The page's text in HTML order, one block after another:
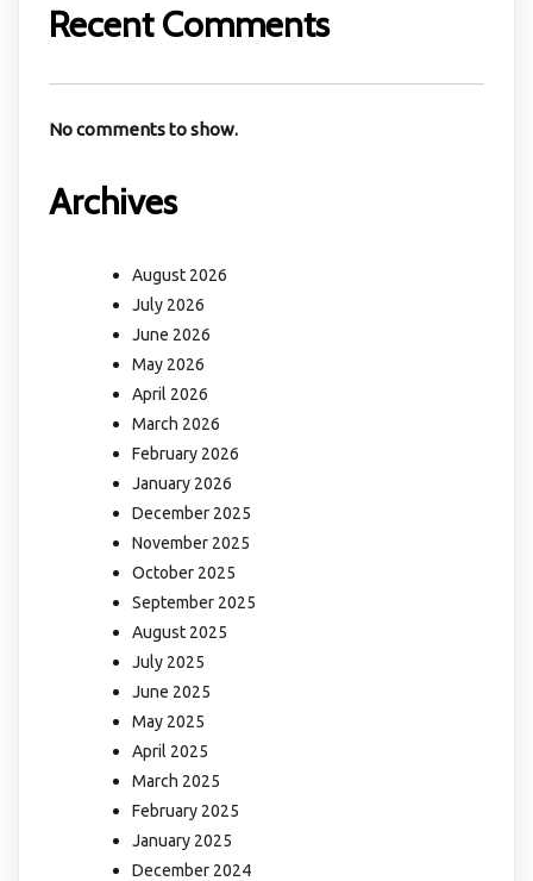
Recent Comments
No comments to show.
Archives
August 2026
July 2026
June 2026
May 2026
April 2026
March 2026
February 2026
January 2026
December 2025
November 2025
October 2025
September 2025
August 2025
July 2025
June 2025
May 2025
April 2025
March 2025
February 2025
January 2025
December 2024